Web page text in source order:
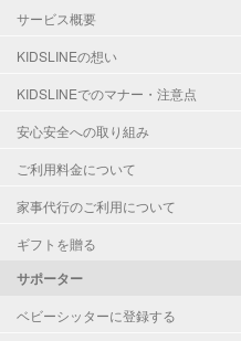
サービス概要
KIDSLINEの想い
KIDSLINEでのマナー・注意点
安心安全への取り組み
ご利用料金について
家事代行のご利用について
ギフトを贈る
サポーター
ベビーシッターに登録する